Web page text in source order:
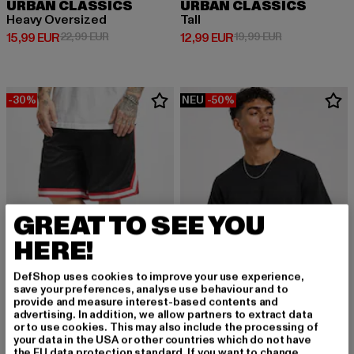
URBAN CLASSICS
Heavy Oversized
15,99 EUR
Derzeitiger Preis: 15,99 EUR
22,99 EURAktionspreis: 22,99 EUR
URBAN CLASSICS
Tall
12,99 EUR
Derzeitiger Preis: 12,99 EUR
19,99 EURAktionspreis:
-30%
URBAN CLASSICS
Stripes Mesh Shorts
29,99 EURAktionspreis: 29,99 EUR
NEU -50%
URBAN CLASSICS
GREAT TO SEE YOU
HERE!
DefShop uses cookies to improve your use experience,
save your preferences, analyse use behaviour and to
provide and measure interest-based contents and
advertising. In addition, we allow partners to extract data
or to use cookies. This may also include the processing of
your data in the USA or other countries which do not have